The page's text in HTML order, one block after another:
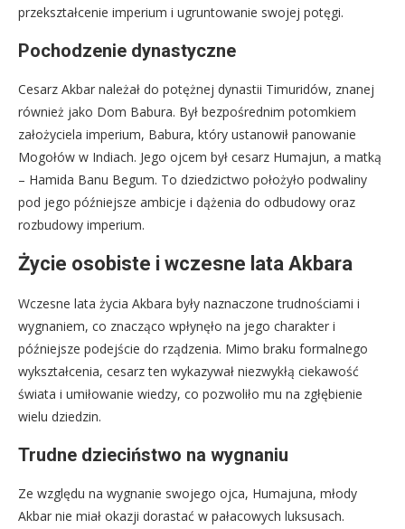
przekształcenie imperium i ugruntowanie swojej potęgi.
Pochodzenie dynastyczne
Cesarz Akbar należał do potężnej dynastii Timuridów, znanej
również jako Dom Babura. Był bezpośrednim potomkiem
założyciela imperium, Babura, który ustanowił panowanie
Mogołów w Indiach. Jego ojcem był cesarz Humajun, a matką
– Hamida Banu Begum. To dziedzictwo położyło podwaliny
pod jego późniejsze ambicje i dążenia do odbudowy oraz
rozbudowy imperium.
Życie osobiste i wczesne lata Akbara
Wczesne lata życia Akbara były naznaczone trudnościami i
wygnaniem, co znacząco wpłynęło na jego charakter i
późniejsze podejście do rządzenia. Mimo braku formalnego
wykształcenia, cesarz ten wykazywał niezwykłą ciekawość
świata i umiłowanie wiedzy, co pozwoliło mu na zgłębienie
wielu dziedzin.
Trudne dzieciństwo na wygnaniu
Ze względu na wygnanie swojego ojca, Humajuna, młody
Akbar nie miał okazji dorastać w pałacowych luksusach.